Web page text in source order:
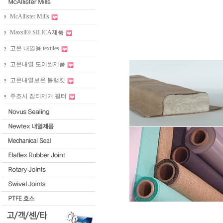
McAllister Mills
Maxsil® SILICA제품
고온 내열용 textiles
고온내열 도어씰제품
고온내열보온 블랭킷
주조시 잡티제거 필터